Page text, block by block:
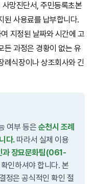
사망진단서, 주민등록초본
된 사용료를 납부합니다.
지정된 날짜와 시간에 고
든 과정은 경황이 없는 유
례식장이나 상조회사와 긴
여부 등은 순천시 조례
다.따라서 실제 이용
과 장묘문화팀(061-
인하셔야 합니다. 본
정은 공식적인 확인 절